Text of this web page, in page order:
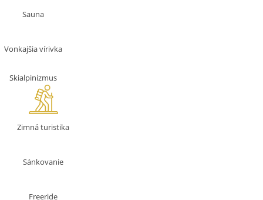
Sauna
Vonkajšia vírivka
Skialpinizmus
Zimná turistika
Sánkovanie
Freeride